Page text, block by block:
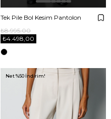
Tek Pile Bol Kesim Pantolon
₺4.498,00
₺8.995,00
Net %50 İndirim!